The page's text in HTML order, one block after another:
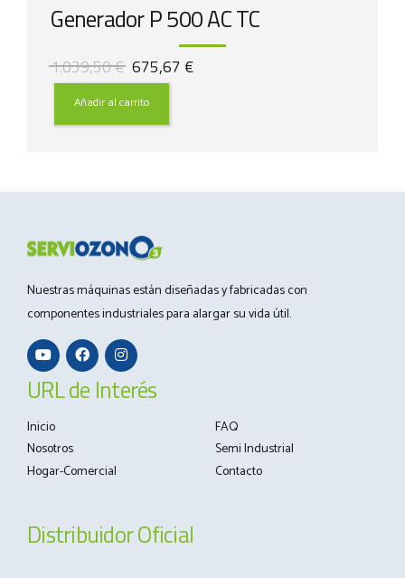
Generador P 500 AC TC
1.039,50€ El
precio
original
era:
675,67 €El
Añadir al carrito
Nuestras máquinas están diseñadas y fabricadas con
componentes industriales para alargar su vida útil.
URL de Interés
Inicio
FAQ
Nosotros
Semi Industrial
Hogar-Comercial
Contacto
Distribuidor Oficial